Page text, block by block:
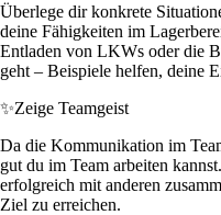
Überlege dir konkrete
deine Fähigkeiten im
Entladen von LKWs oder die
geht – Beispiele helfen, deine
✨Zeige Teamgeist
Da die Kommunikation im
gut du im Team arbeiten
erfolgreich mit anderen
Ziel zu erreichen.